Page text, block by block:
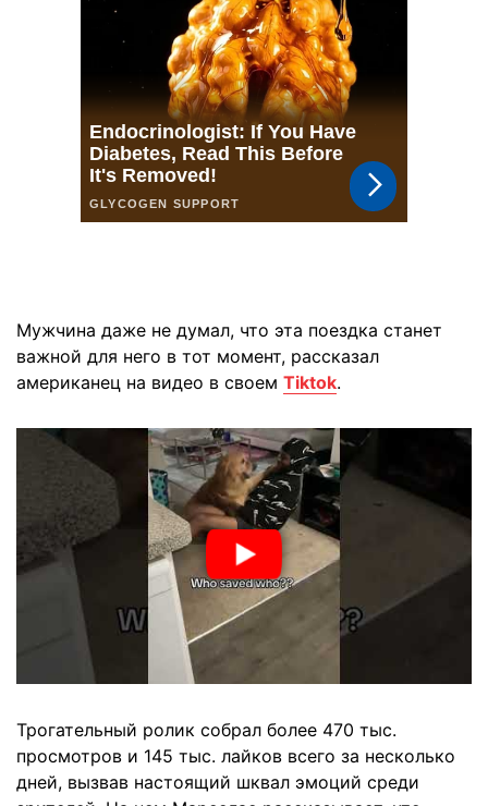
Мужчина даже не думал, что эта поездка станет
важной для него в тот момент, рассказал
американец на видео в своем Tiktok.
Трогательный ролик собрал более 470 тыс.
просмотров и 145 тыс. лайков всего за несколько
дней, вызвав настоящий шквал эмоций среди